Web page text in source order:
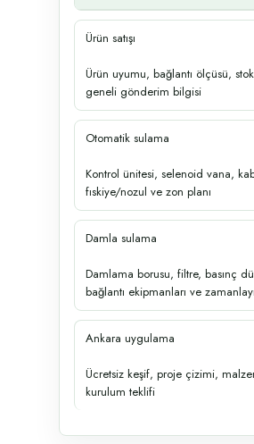
Ürün satışı
Ürün uyumu, bağlantı ölçüsü,
geneli gönderim bilgisi
Otomatik sulama
Kontrol ünitesi, selenoid vana,
fıskiye/nozul ve zon planı
Damla sulama
Damlama borusu, filtre, basınç
bağlantı ekipmanları ve
Ankara uygulama
Ücretsiz keşif, proje çizimi,
kurulum teklifi